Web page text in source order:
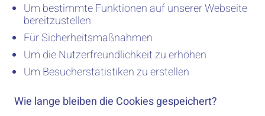
Um bestimmte Funktionen auf unserer Webseite
bereitzustellen
Für Sicherheitsmaßnahmen
Um die Nutzerfreundlichkeit zu erhöhen
Um Besucherstatistiken zu erstellen
Wie lange bleiben die Cookies gespeichert?